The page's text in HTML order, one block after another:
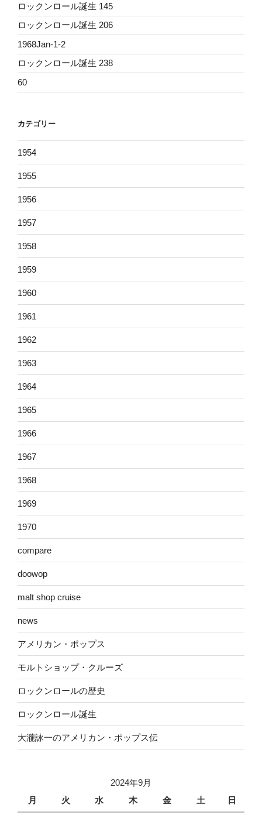
ロックンロール誕生 145
ロックンロール誕生 206
1968Jan-1-2
ロックンロール誕生 238
60
カテゴリー
1954
1955
1956
1957
1958
1959
1960
1961
1962
1963
1964
1965
1966
1967
1968
1969
1970
compare
doowop
malt shop cruise
news
アメリカン・ポップス
モルトショップ・クルーズ
ロックンロールの歴史
ロックンロール誕生
大瀧詠一のアメリカン・ポップス伝
2024年9月
月
火 水 木 金 土 日